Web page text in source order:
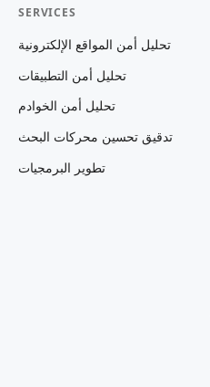
SERVICES
تحليل أمن المواقع الإلكترونية
تحليل أمن التطبيقات
تحليل أمن الخوادم
تدقيق تحسين محركات البحث
تطوير البرمجيات